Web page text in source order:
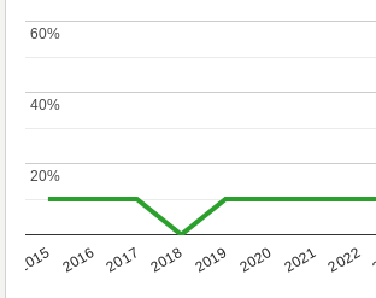
2015 2016 2017 2018 2019 2020 2021 2022
20%
20%
40%
40%
60%
60%